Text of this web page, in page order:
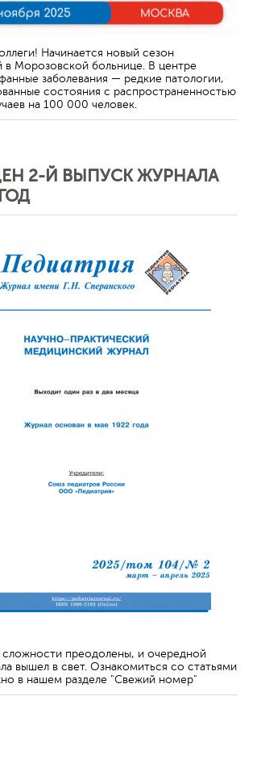
Начинается новый сезон
в Морозовской больнице. В центре
заболевания — редкие патологии,
состояния с распространенностью
на 100 000 человек.
2-Й ВЫПУСК ЖУРНАЛА
сложности преодолены, и очередной
вышел в свет. Ознакомиться со статьями
в нашем разделе "Свежий номер"